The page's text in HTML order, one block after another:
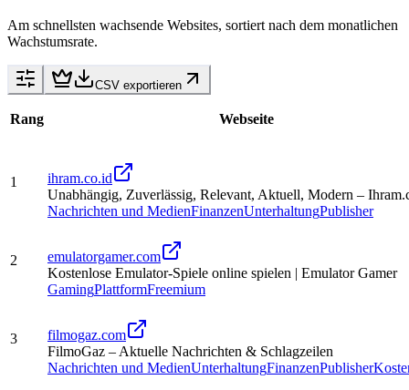
Am schnellsten wachsende Websites, sortiert nach dem monatlichen
Wachstumsrate.
CSV exportieren
Rang Webseite
1
ihram.co.id
Unabhängig, Zuverlässig, Relevant, Aktuell, Modern –
Nachrichten und MedienFinanzenUnterhaltungPublisher
2
emulatorgamer.com
Kostenlose Emulator-Spiele online spielen | Emulator Gamer
GamingPlattformFreemium
3
filmogaz.com
FilmoGaz – Aktuelle Nachrichten & Schlagzeilen
Nachrichten und MedienUnterhaltungFinanzenPublisher